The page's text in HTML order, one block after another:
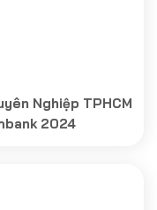
Nghiệp TPHCM
2024